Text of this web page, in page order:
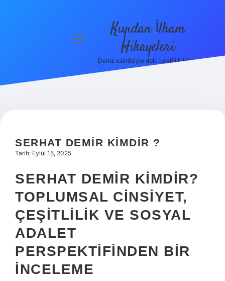
Hakkımızda
menüyü
Kıyıdan İlham
Hikayeleri
Deniz esintisiyle dolu keyifli bilgiler!
SERHAT DEMIR KIMDIR ?
Tarih: Eylül 15, 2025
SERHAT DEMIR KIMDIR?
TOPLUMSAL CINSIYET,
ÇEŞITLILIK VE SOSYAL
ADALET
PERSPEKTIFINDEN BIR
İNCELEME